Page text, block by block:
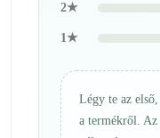
2★
1★
Légy te az
a termékről. Az